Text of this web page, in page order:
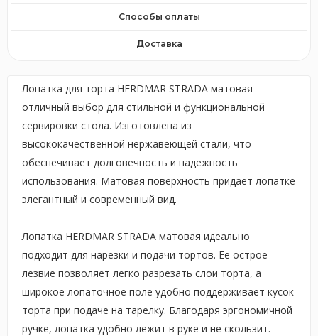
Способы оплаты
Доставка
Лопатка для торта HERDMAR STRADA матовая -
отличный выбор для стильной и функциональной
сервировки стола. Изготовлена из
высококачественной нержавеющей стали, что
обеспечивает долговечность и надежность
использования. Матовая поверхность придает лопатке
элегантный и современный вид.
Лопатка HERDMAR STRADA матовая идеально
подходит для нарезки и подачи тортов. Ее острое
лезвие позволяет легко разрезать слои торта, а
широкое лопаточное поле удобно поддерживает кусок
торта при подаче на тарелку. Благодаря эргономичной
ручке, лопатка удобно лежит в руке и не скользит.